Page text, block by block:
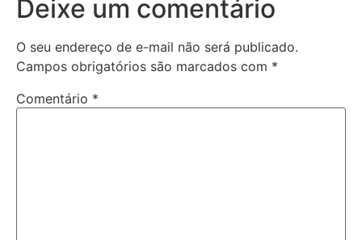
Deixe um comentário
O seu endereço de e-mail não será publicado.
Campos obrigatórios são marcados com *
Comentário *